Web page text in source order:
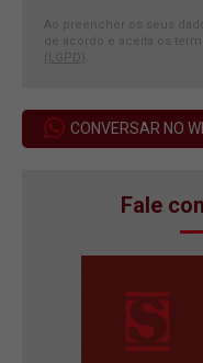
Ao preencher os seus
de acordo e aceita os
(LGPD)
CONVERSAR NO
Fale